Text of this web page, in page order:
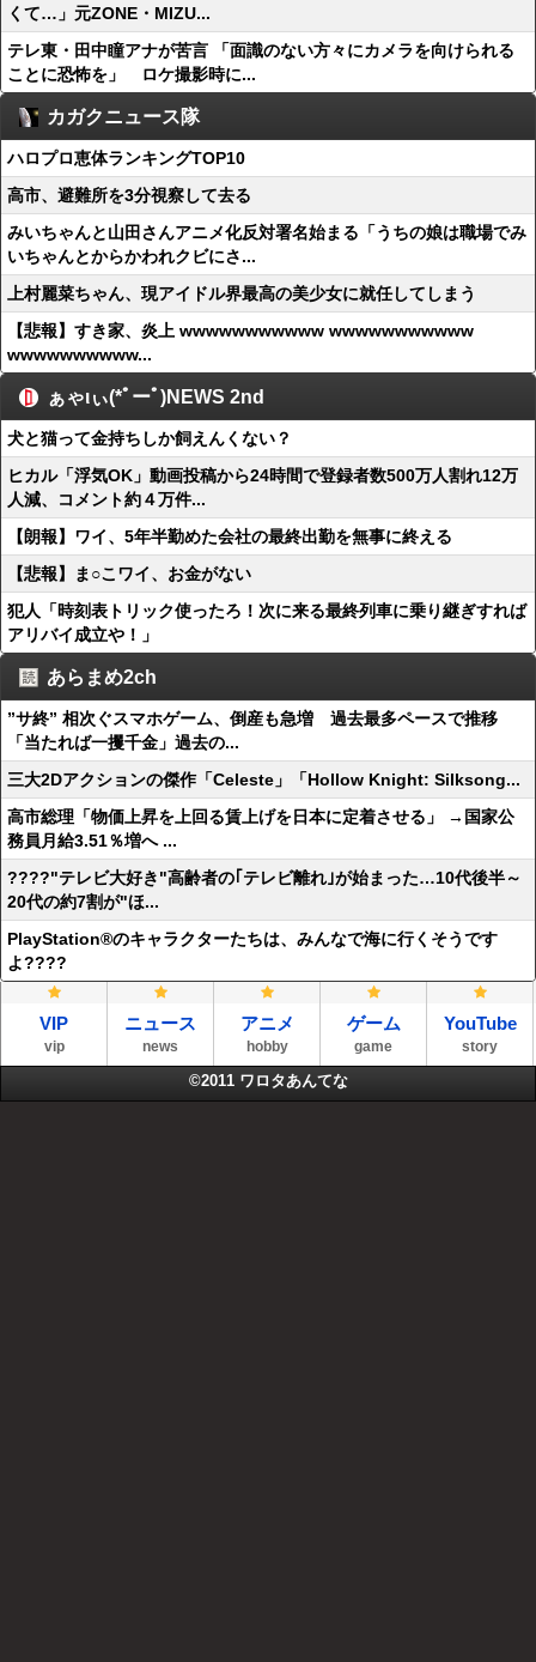
くて…」元ZONE・MIZU...
テレ東・田中瞳アナが苦言 「面識のない方々にカメラを向けられる
ことに恐怖を」 ロケ撮影時に...
カガクニュース隊
ハロプロ恵体ランキングTOP10
高市、避難所を3分視察して去る
みいちゃんと山田さんアニメ化反対署名始まる「うちの娘は職場でみ
いちゃんとからかわれクビにさ...
上村麗菜ちゃん、現アイドル界最高の美少女に就任してしまう
【悲報】すき家、炎上 wwwwwwwwwww wwwwwwwwwww
wwwwwwwwww...
ぁゃιぃ(*ﾟーﾟ)NEWS 2nd
犬と猫って金持ちしか飼えんくない？
ヒカル「浮気OK」動画投稿から24時間で登録者数500万人割れ12万
人減、コメント約４万件...
【朗報】ワイ、5年半勤めた会社の最終出勤を無事に終える
【悲報】ま○こワイ、お金がない
犯人「時刻表トリック使ったろ！次に来る最終列車に乗り継ぎすれば
アリバイ成立や！」
あらまめ2ch
”サ終” 相次ぐスマホゲーム、倒産も急増 過去最多ペースで推移
「当たれば一攫千金」過去の...
三大2Dアクションの傑作「Celeste」「Hollow Knight: Silksong...
高市総理「物価上昇を上回る賃上げを日本に定着させる」 →国家公
務員月給3.51％増へ ...
????"テレビ大好き"高齢者の｢テレビ離れ｣が始まった…10代後半～
20代の約7割が"ほ...
PlayStation®のキャラクターたちは、みんなで海に行くそうです
よ????
VIP
vip
ニュース
news
アニメ
hobby
ゲーム
game
YouTube
story
©2011 ワロタあんてな